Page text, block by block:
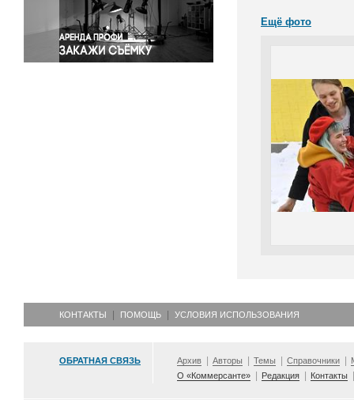
Экология
Экономика и бизнес
Ещё фото
КОНТАКТЫ ПОМОЩЬ УСЛОВИЯ ИСПОЛЬЗОВАНИЯ
ОБРАТНАЯ СВЯЗЬ Архив Авторы Темы Справочники
О «Коммерсанте»
Редакция Контакты